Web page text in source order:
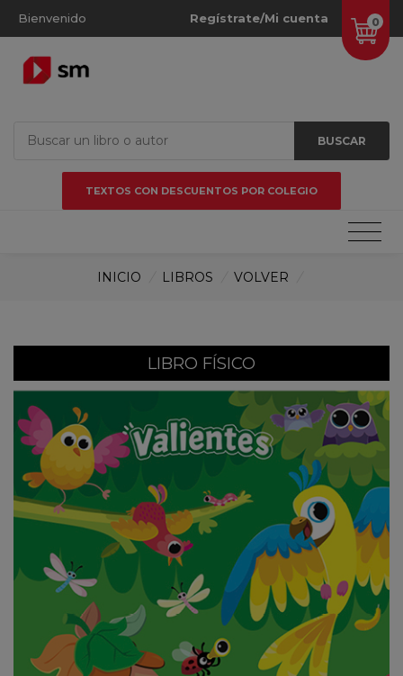
Bienvenido 0
Regístrate/Mi cuenta
BUSCAR
TEXTOS CON DESCUENTOS POR COLEGIO
INICIO LIBROS VOLVER
LIBRO FÍSICO